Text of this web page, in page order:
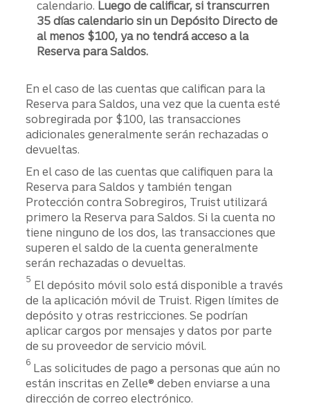
calendario. Luego de calificar, si transcurren
35 días calendario sin un Depósito Directo de
al menos $100, ya no tendrá acceso a la
Reserva para Saldos.
En el caso de las cuentas que califican para la
Reserva para Saldos, una vez que la cuenta esté
sobregirada por $100, las transacciones
adicionales generalmente serán rechazadas o
devueltas.
En el caso de las cuentas que califiquen para la
Reserva para Saldos y también tengan
Protección contra Sobregiros, Truist utilizará
primero la Reserva para Saldos. Si la cuenta no
tiene ninguno de los dos, las transacciones que
superen el saldo de la cuenta generalmente
serán rechazadas o devueltas.
Divulgación
5 El depósito móvil solo está disponible a través
de la aplicación móvil de Truist. Rigen límites de
depósito y otras restricciones. Se podrían
aplicar cargos por mensajes y datos por parte
de su proveedor de servicio móvil.
Divulgación
6 Las solicitudes de pago a personas que aún no
están inscritas en Zelle® deben enviarse a una
dirección de correo electrónico.